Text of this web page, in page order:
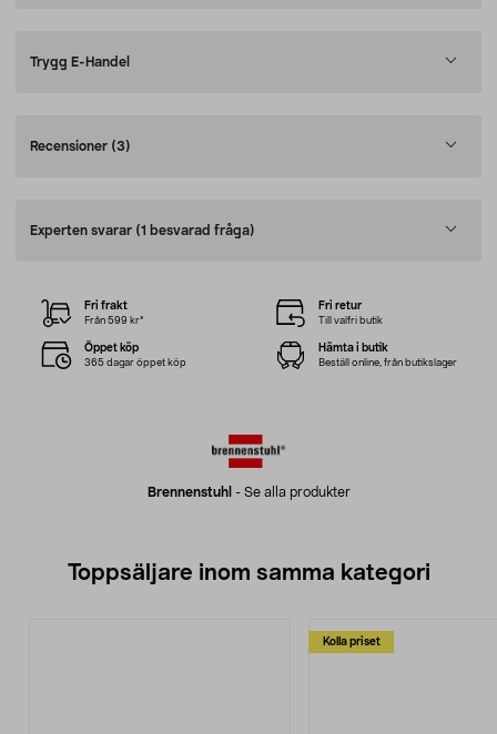
Trygg E-Handel
Recensioner (3)
Experten svarar (1 besvarad fråga)
Brennenstuhl - Se alla produkter
Fri frakt
Från 599 kr*
Fri retur
Till valfri butik
Öppet köp
365 dagar öppet köp
Hämta i butik
Beställ online, från butikslager
Toppsäljare inom samma kategori
Kolla priset